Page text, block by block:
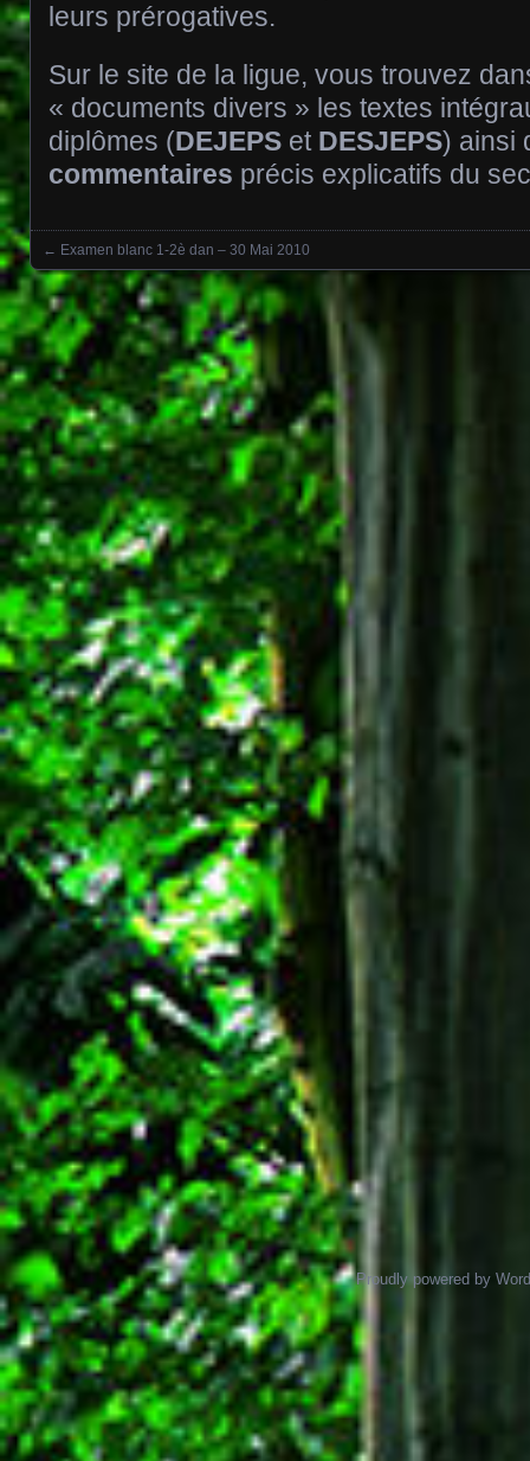
leurs prérogatives.
Sur le site de la ligue, vous trouvez
« documents divers » les textes
diplômes (DEJEPS et DESJEPS) ainsi
commentaires précis explicatifs du
Posts navigation
← Examen blanc 1-2è dan – 30 Mai 2010
Proudly powered by